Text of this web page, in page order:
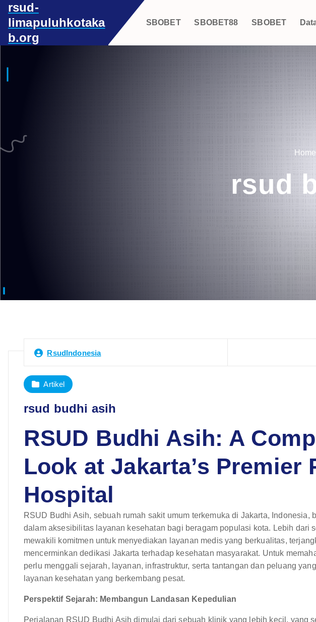
p
rsud-
limapuluhkotaka
b.org
SBOBET SBOBET88 SBOBET
Home
rsud
RsudIndonesia
Artikel
rsud budhi asih
RSUD Budhi Asih: A
Look at Jakarta’s Premier
Hospital
RSUD Budhi Asih, sebuah rumah sakit umum terkemuka di Jakarta, Indonesia,
dalam aksesibilitas layanan kesehatan bagi beragam populasi kota. Lebih dari
mewakili komitmen untuk menyediakan layanan medis yang berkualitas,
mencerminkan dedikasi Jakarta terhadap kesehatan masyarakat. Untuk
perlu menggali sejarah, layanan, infrastruktur, serta tantangan dan peluang
layanan kesehatan yang berkembang pesat.
Perspektif Sejarah: Membangun Landasan Kepedulian
Perjalanan RSUD Budhi Asih dimulai dari sebuah klinik yang lebih kecil, yang